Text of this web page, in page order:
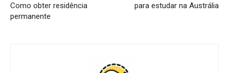
Como obter residência
permanente
para estudar na Austrália